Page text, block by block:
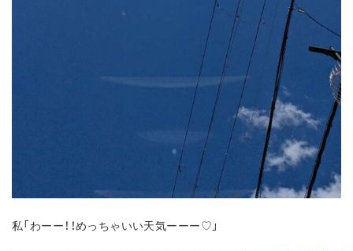
私「わーー！！めっちゃいい天気ーーー♡」